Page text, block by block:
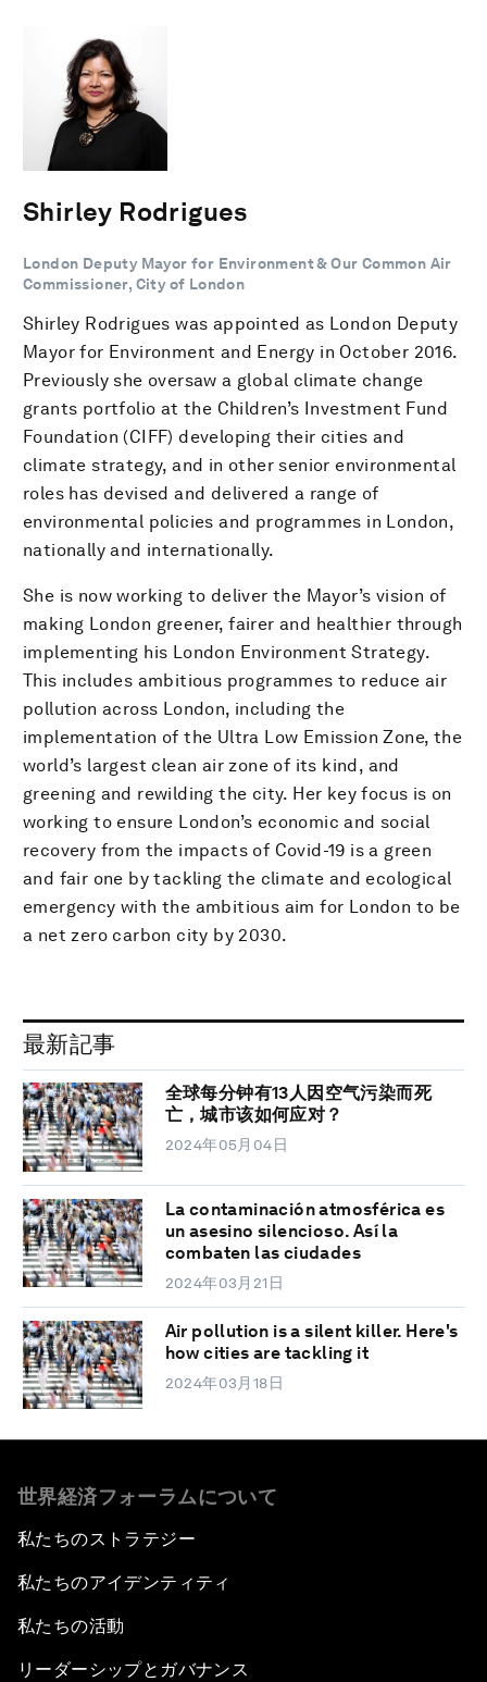
Shirley Rodrigues
London Deputy Mayor for Environment & Our Common Air
Commissioner, City of London
Shirley Rodrigues was appointed as London Deputy
Mayor for Environment and Energy in October 2016.
Previously she oversaw a global climate change
grants portfolio at the Children’s Investment Fund
Foundation (CIFF) developing their cities and
climate strategy, and in other senior environmental
roles has devised and delivered a range of
environmental policies and programmes in London,
nationally and internationally.
She is now working to deliver the Mayor’s vision of
making London greener, fairer and healthier through
implementing his London Environment Strategy.
This includes ambitious programmes to reduce air
pollution across London, including the
implementation of the Ultra Low Emission Zone, the
world’s largest clean air zone of its kind, and
greening and rewilding the city. Her key focus is on
working to ensure London’s economic and social
recovery from the impacts of Covid-19 is a green
and fair one by tackling the climate and ecological
emergency with the ambitious aim for London to be
a net zero carbon city by 2030.
最新記事
全球每分钟有13人因空气污染而死
亡，城市该如何应对？
2024年05月04日
La contaminación atmosférica es
un asesino silencioso. Así la
combaten las ciudades
2024年03月21日
Air pollution is a silent killer. Here's
how cities are tackling it
2024年03月18日
世界経済フォーラムについて
私たちのストラテジー
私たちのアイデンティティ
私たちの活動
リーダーシップとガバナンス